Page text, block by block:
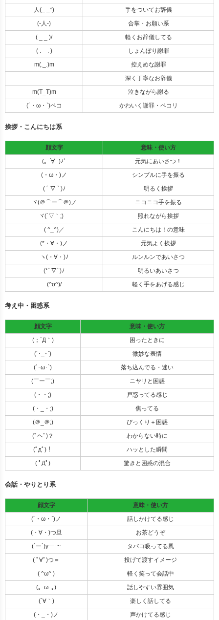
人(_ _*)
手をついてお辞儀
(-人-)
合掌・お願い系
( _ _ )/
軽くお辞儀してる
( . _ . )
しょんぼり謝罪
m(._.)m
控えめな謝罪
深く丁寧なお辞儀
m(T_T)m
泣きながら謝る
(´・ω・`)ペコ
かわいく謝罪・ペコリ
挨拶・こんにちは系
顔文字
意味・使い方
(｡･∀･)ﾉﾞ
元気にあいさつ！
(・ω・)ノ
シンプルに手を振る
( ´ ▽ ` )ﾉ
明るく挨拶
ヾ(＠⌒ー⌒＠)ノ
ニコニコ手を振る
ヾ(´▽｀;)ゝ
照れながら挨拶
( ^_^)／
こんにちは！の意味
(*・∀・)ノ
元気よく挨拶
ヽ(・∀・)ﾉ
ルンルンであいさつ
(*ﾟ▽ﾟ)ﾉ
明るいあいさつ
(^o^)/
軽く手をあげる感じ
考え中・困惑系
顔文字
意味・使い方
(；´Д｀)
困ったときに
(´･_･`)
微妙な表情
(´･ω･`)
落ち込んでる・迷い
(￣ー￣;)
ニヤリと困惑
(・・;)
戸惑ってる感じ
(・_・;)
焦ってる
(＠_＠;)
びっくり＋困惑
(ﾟヘﾟ)？
わからない時に
(ﾟдﾟ)！
ハッとした瞬間
( ﾟДﾟ)
驚きと困惑の混合
会話・やりとり系
顔文字
意味・使い方
(´・ω・`)ノ
話しかけてる感じ
(・∀・)つ旦
お茶どうぞ
(´ー`)y━･~
タバコ吸ってる風
( ﾟ∀ﾟ)つ＝
投げて渡すイメージ
( ^ω^ )
軽く笑って会話中
(｡･ω･｡)
話しやすい雰囲気
(´∀｀)
楽しく話してる
(・_・)ノ
声かけてる感じ